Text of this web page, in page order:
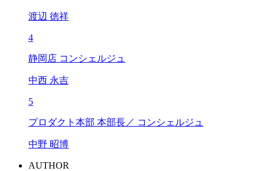
渡辺 徳祥
4
静岡店 コンシェルジュ
中西 永吉
5
プロダクト本部 本部長／ コンシェルジュ
中野 昭博
AUTHOR